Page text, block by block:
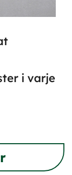
i varje